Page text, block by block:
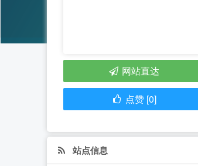
网站直达
点赞 [0]
站点信息